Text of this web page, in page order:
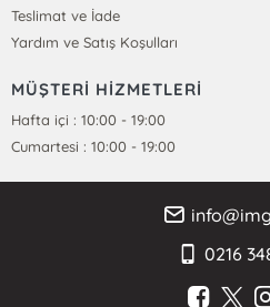
Teslimat ve İade
Yardım ve Satış Koşulları
MÜŞTERİ HİZMETLERİ
Hafta içi : 10:00 - 19:00
Cumartesi : 10:00 - 19:00
0216